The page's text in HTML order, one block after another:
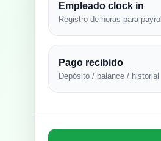
Empleado clock in
Registro de horas para payroll
Pago recibido
Depósito / balance / historial